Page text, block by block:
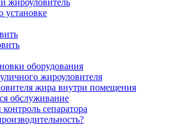
установке
оборудования
жироуловителя
жира внутри помещения
обслуживание
сепаратора